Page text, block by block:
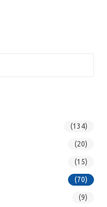
(134)
(20)
(15)
(70)
(9)